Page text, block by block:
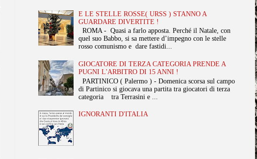
E LE STELLE ROSSE( URSS ) STANNO A
GUARDARE DIVERTITE !
ROMA - Quasi a farlo apposta. Perché il Natale, con
quel suo Babbo, si sa mettere d’impegno con le stelle
rosso comunismo e dare fastidi...
GIOCATORE DI TERZA CATEGORIA PRENDE A
PUGNI L'ARBITRO DI 15 ANNI !
PARTINICO ( Palermo ) - Domenica scorsa sul campo
di Partinico si giocava una partita tra giocatori di terza
categoria tra Terrasini e ...
IGNORANTI D'ITALIA